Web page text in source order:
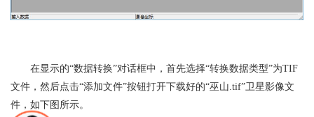
在显示的“数据转换”对话框中，首先选择“转换数据类型”为TIF
文件，然后点击“添加文件”按钮打开下载好的“巫山.tif”卫星影像文
件，如下图所示。